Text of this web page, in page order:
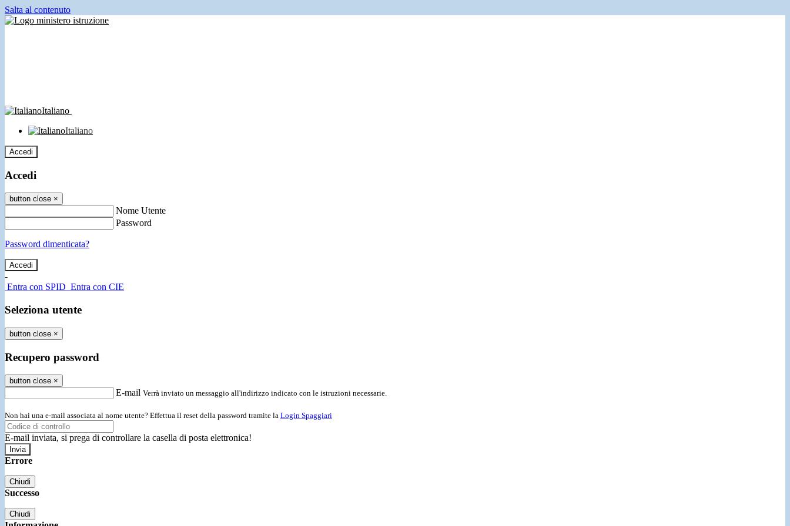
Salta al contenuto
Italiano
Italiano
Accedi
Accedi
button close ×
Nome Utente
Password
Password dimenticata?
-
Entra con SPID Entra con CIE
Seleziona utente
button close ×
Recupero password
button close ×
E-mail Verrà inviato un messaggio all'indirizzo indicato con le istruzioni necessarie.
Non hai una e-mail associata al nome utente? Effettua il reset della password tramite la Login Spaggiari
E-mail inviata, si prega di controllare la casella di posta elettronica!
Errore
Chiudi
Successo
Chiudi